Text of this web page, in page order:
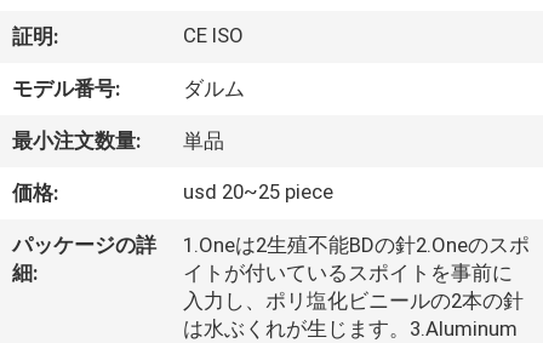
わ
た
し
ち
に
証明: CE ISO
モデル番号: ダルム
最小注文数量: 単品
価格: usd 20~25 piece
パッケージの詳
細:
1.Oneは2生殖不能BDの針2.Oneのスポ
イトが付いているスポイトを事前に
入力し、ポリ塩化ビニールの2本の針
は水ぶくれが生じます。3.Aluminum